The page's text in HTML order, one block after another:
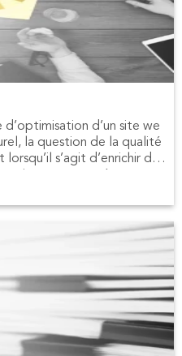
d’optimisation d’un site we
la question de la qualité
s’agit d’enrichir des
mais comment créer ces co
confier cette tâche qui est
les entreprises ?